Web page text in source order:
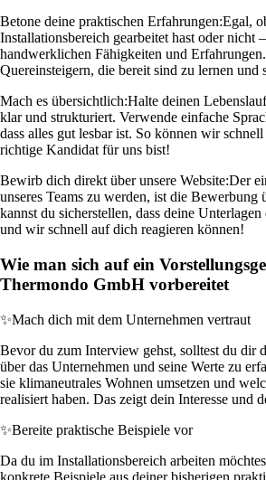
Betone deine praktischen Erfahrungen:Egal,
Installationsbereich gearbeitet hast oder nicht
handwerklichen Fähigkeiten und
Quereinsteigern, die bereit sind zu lernen
Mach es übersichtlich:Halte deinen
klar und strukturiert. Verwende einfache
dass alles gut lesbar ist. So können wir
richtige Kandidat für uns bist!
Bewirb dich direkt über unsere Website:Der
unseres Teams zu werden, ist die Bewerbung
kannst du sicherstellen, dass deine
und wir schnell auf dich reagieren können!
Wie man sich auf ein
Thermondo GmbH vorbereitet
✨Mach dich mit dem Unternehmen vertraut
Bevor du zum Interview gehst, solltest du dir
über das Unternehmen und seine Werte zu
sie klimaneutrales Wohnen umsetzen und
realisiert haben. Das zeigt dein Interesse und
✨Bereite praktische Beispiele vor
Da du im Installationsbereich arbeiten
konkrete Beispiele aus deiner bisherigen